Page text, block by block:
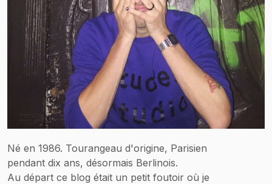
Né en 1986. Tourangeau d'origine, Parisien
pendant dix ans, désormais Berlinois.
Au départ ce blog était un petit foutoir où je